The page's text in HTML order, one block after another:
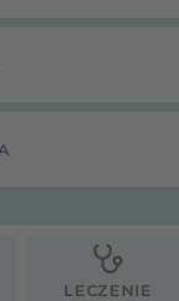
LECZENIE